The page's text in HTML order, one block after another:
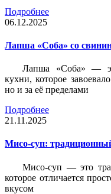
Подробнее
06.12.2025
Лапша «Соба» со
Лапша «Соба» —
кухни, которое
но и за её пределами
Подробнее
21.11.2025
Мисо-суп:
Мисо-суп — это
которое отличается
вкусом